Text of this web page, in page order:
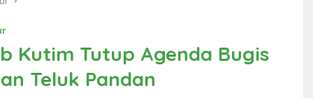
Kutim Tutup Agenda Bugis
Teluk Pandan